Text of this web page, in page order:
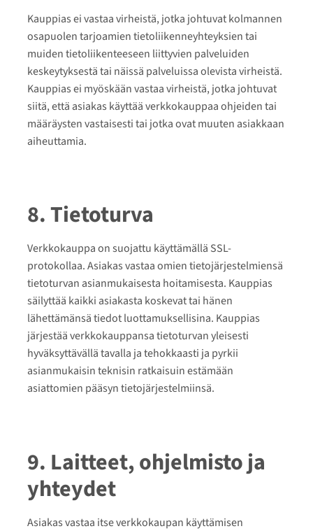
Kauppias ei vastaa virheistä, jotka johtuvat kolmannen
osapuolen tarjoamien tietoliikenneyhteyksien tai
muiden tietoliikenteeseen liittyvien palveluiden
keskeytyksestä tai näissä palveluissa olevista virheistä.
Kauppias ei myöskään vastaa virheistä, jotka johtuvat
siitä, että asiakas käyttää verkkokauppaa ohjeiden tai
määräysten vastaisesti tai jotka ovat muuten asiakkaan
aiheuttamia.
8. Tietoturva
Verkkokauppa on suojattu käyttämällä SSL-
protokollaa. Asiakas vastaa omien tietojärjestelmiensä
tietoturvan asianmukaisesta hoitamisesta. Kauppias
säilyttää kaikki asiakasta koskevat tai hänen
lähettämänsä tiedot luottamuksellisina. Kauppias
järjestää verkkokauppansa tietoturvan yleisesti
hyväksyttävällä tavalla ja tehokkaasti ja pyrkii
asianmukaisin teknisin ratkaisuin estämään
asiattomien pääsyn tietojärjestelmiinsä.
9. Laitteet, ohjelmisto ja
yhteydet
Asiakas vastaa itse verkkokaupan käyttämisen